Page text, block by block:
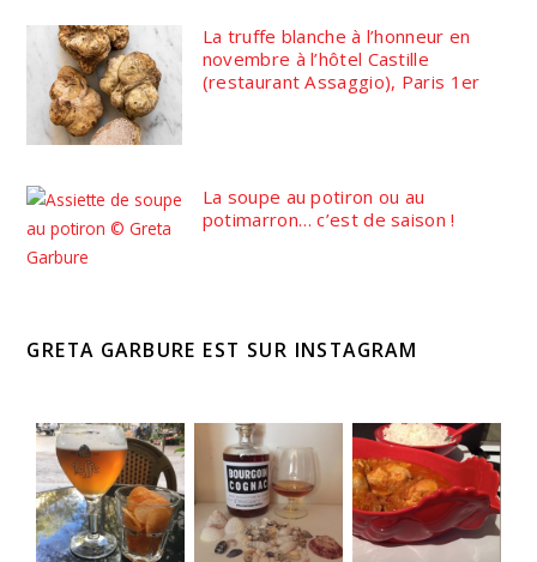
La truffe blanche à l’honneur en
novembre à l’hôtel Castille
(restaurant Assaggio), Paris 1er
La soupe au potiron ou au
potimarron… c’est de saison !
GRETA GARBURE EST SUR INSTAGRAM